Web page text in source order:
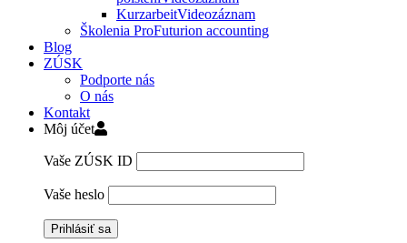
KurzarbeitVideozáznam
Školenia ProFuturion accounting
Blog
ZÚSK
Podporte nás
O nás
Kontakt
Môj účet
Vaše ZÚSK ID
Vaše heslo